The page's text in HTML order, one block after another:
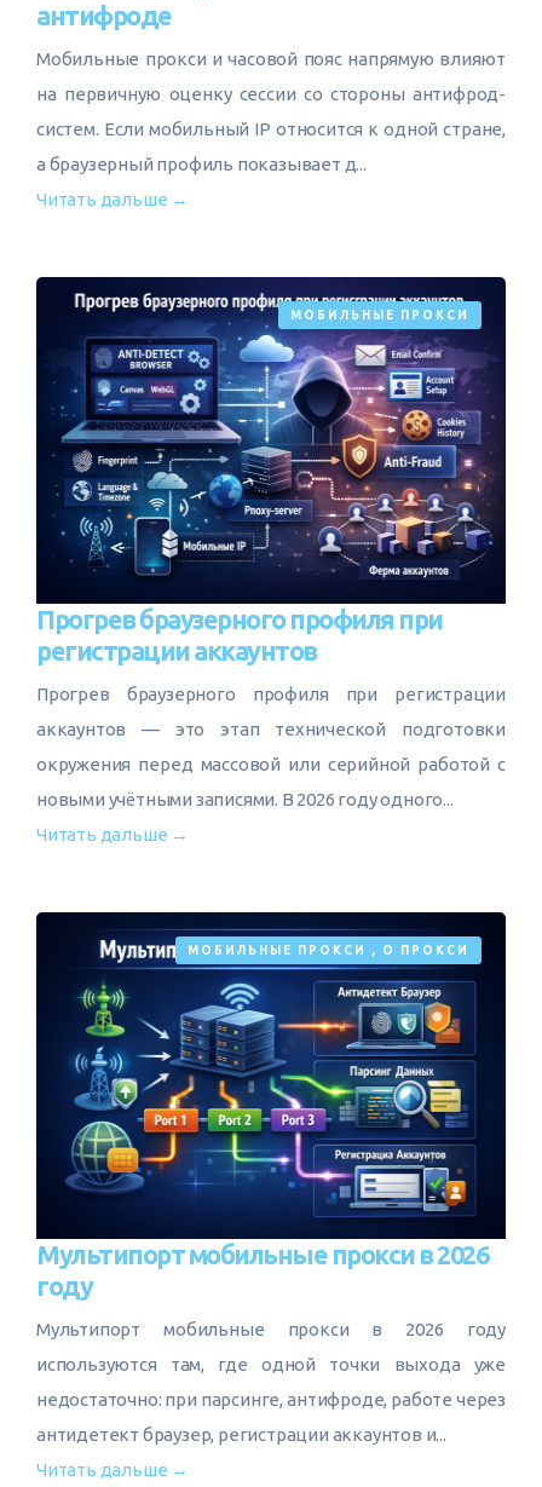
антифроде
Мобильные прокси и часовой пояс напрямую влияют
на первичную оценку сессии со стороны антифрод-
систем. Если мобильный IP относится к одной стране,
а браузерный профиль показывает д...
Читать дальше →
МОБИЛЬНЫЕ ПРОКСИ
Прогрев браузерного профиля при
регистрации аккаунтов
Прогрев браузерного профиля при регистрации
аккаунтов — это этап технической подготовки
окружения перед массовой или серийной работой с
новыми учётными записями. В 2026 году одного...
Читать дальше →
МОБИЛЬНЫЕ ПРОКСИ , О ПРОКСИ
Мультипорт мобильные прокси в 2026
году
Мультипорт мобильные прокси в 2026 году
используются там, где одной точки выхода уже
недостаточно: при парсинге, антифроде, работе через
антидетект браузер, регистрации аккаунтов и...
Читать дальше →